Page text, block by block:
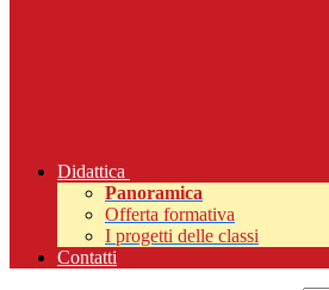
Didattica
Panoramica
Offerta formativa
I progetti delle classi
Contatti